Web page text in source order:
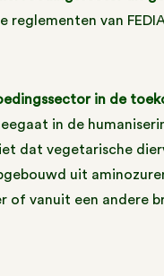
van
in de
in de
dat vegetarische
uit
of vanuit een andere